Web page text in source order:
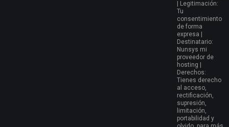
| Legitimación:
Tu
consentimiento
de forma
expresa |
Destinatario:
Nunsys mi
proveedor de
hosting |
Derechos:
Tienes derecho
al acceso,
rectificación,
supresión,
limitación,
portabilidad y